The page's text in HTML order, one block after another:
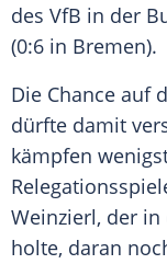
des VfB in der
(0:6 in Bremen).
Die Chance auf
dürfte damit
kämpfen
Weinzierl, der in
holte, daran